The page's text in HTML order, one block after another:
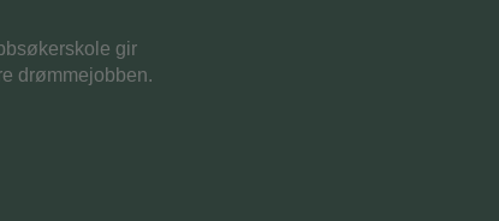
gir
drømmejobben.